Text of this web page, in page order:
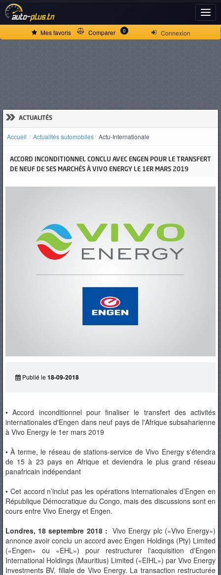
Connexion
Mes favoris Comparer 0
» ACTUALITÉS
Accueil Actualités automobiles Actu-Internationale
ACCORD INCONDITIONNEL CONCLU AVEC ENGEN POUR LE TRANSFERT
DE NEUF DE SES MARCHÉS À VIVO ENERGY LE 1ER MARS 2019
Publié le18-09-2018
• Accord inconditionnel pour finaliser le transfert des activités
internationales d'Engen dans neuf pays de l'Afrique subsaharienne
à Vivo Energy le 1er mars 2019
• À terme, le réseau de stations-service de Vivo Energy s'étendra
de 15 à 23 pays en Afrique et deviendra le plus grand réseau
panafricain indépendant
• Cet accord n’inclut pas les opérations internationales d’Engen en
République Démocratique du Congo, mais des discussions sont en
cours entre Vivo Energy et Engen.
Londres, 18 septembre 2018 : Vivo Energy plc («Vivo Energy»)
annonce avoir conclu un accord avec Engen Holdings (Pty) Limited
(«Engen» ou «EHL») pour restructurer l'acquisition d'Engen
International Holdings (Mauritius) Limited («EIHL») par Vivo Energy
Investments BV, filiale de Vivo Energy. La transaction restructurée
ACCUEIL
D'OCCASION